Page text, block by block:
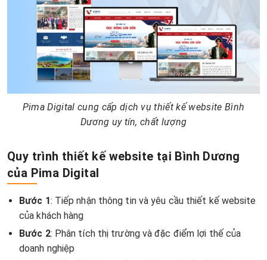
Pima Digital cung cấp dịch vụ thiết kế website Bình
Dương uy tín, chất lượng
Quy trình thiết kế website tại Bình Dương
của Pima Digital
Bước 1: Tiếp nhận thông tin và yêu cầu thiết kế website
của khách hàng
Bước 2: Phân tích thị trường và đặc điểm lợi thế của
doanh nghiệp